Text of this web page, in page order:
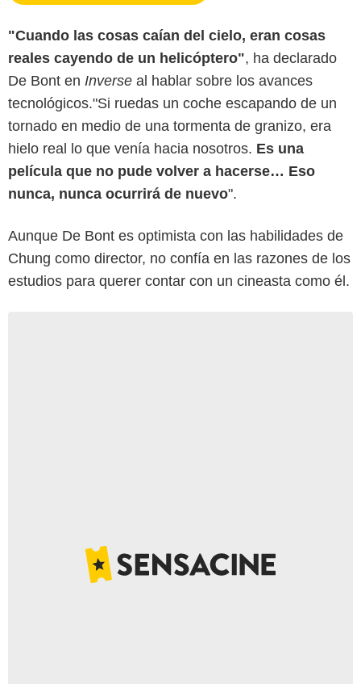
"Cuando las cosas caían del cielo, eran cosas
reales cayendo de un helicóptero", ha declarado
De Bont en Inverse al hablar sobre los avances
tecnológicos."Si ruedas un coche escapando de un
tornado en medio de una tormenta de granizo, era
hielo real lo que venía hacia nosotros. Es una
película que no pude volver a hacerse… Eso
nunca, nunca ocurrirá de nuevo".
Aunque De Bont es optimista con las habilidades de
Chung como director, no confía en las razones de los
estudios para querer contar con un cineasta como él.